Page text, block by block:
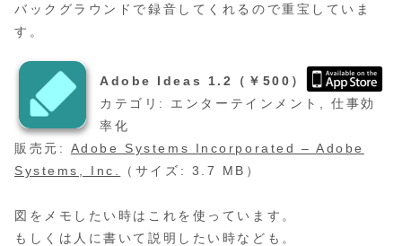
バックグラウンドで録音してくれるので重宝していま
す。
Adobe Ideas 1.2（￥500）
カテゴリ: エンターテインメント, 仕事効
率化
販売元: Adobe Systems Incorporated – Adobe
Systems, Inc.
（サイズ: 3.7 MB）
図をメモしたい時はこれを使っています。
もしくは人に書いて説明したい時なども。